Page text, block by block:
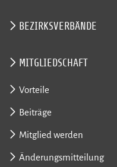
BEZIRKSVERBÄNDE
MITGLIEDSCHAFT
Vorteile
Beiträge
Mitglied werden
Änderungsmitteilung